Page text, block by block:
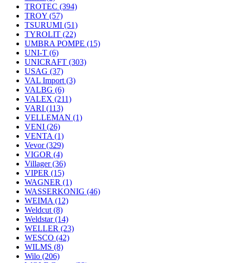
TROTEC (394)
TROY (57)
TSURUMI (51)
TYROLIT (22)
UMBRA POMPE (15)
UNI-T (6)
UNICRAFT (303)
USAG (37)
VAL Import (3)
VALBG (6)
VALEX (211)
VARI (113)
VELLEMAN (1)
VENI (26)
VENTA (1)
Vevor(329)
VIGOR (4)
Villager(36)
VIPER (15)
WAGNER (1)
WASSERKONIG (46)
WEIMA (12)
Weldcut (8)
Weldstar(14)
WELLER (23)
WESCO (42)
WILMS (8)
Wilo (206)